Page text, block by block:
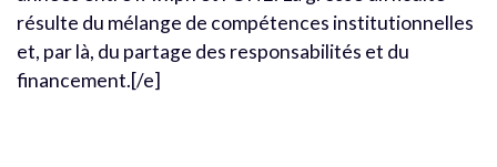
résulte du mélange de compétences institutionnelles
et, par là, du partage des responsabilités et du
financement.[/e]